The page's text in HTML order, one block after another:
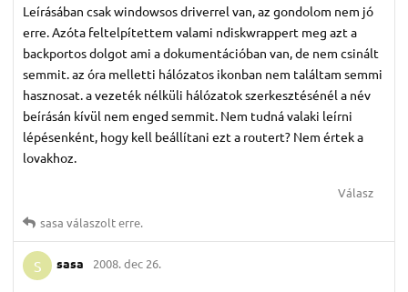
Leírásában csak windowsos driverrel van, az gondolom nem jó
erre. Azóta feltelpítettem valami ndiskwrappert meg azt a
backportos dolgot ami a dokumentációban van, de nem csinált
semmit. az óra melletti hálózatos ikonban nem találtam semmi
hasznosat. a vezeték nélküli hálózatok szerkesztésénél a név
beírásán kívül nem enged semmit. Nem tudná valaki leírni
lépésenként, hogy kell beállítani ezt a routert? Nem értek a
lovakhoz.
Válasz
sasa válaszolt erre.
S sasa 2008. dec 26.